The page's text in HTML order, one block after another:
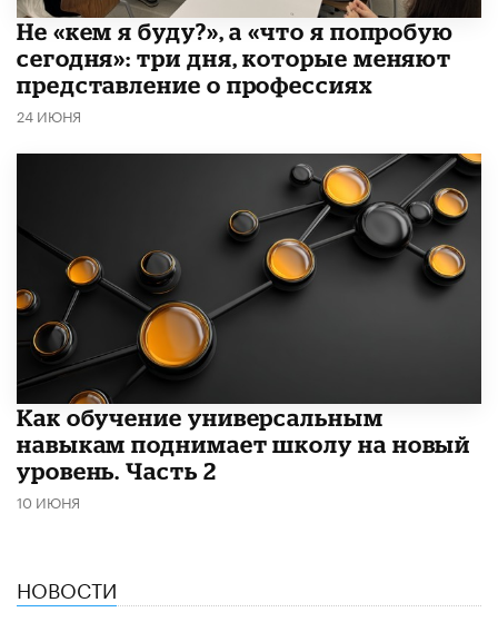
Не «кем я буду?», а «что я попробую
сегодня»: три дня, которые меняют
представление о профессиях
24 ИЮНЯ
​Как обучение универсальным
навыкам поднимает школу на новый
уровень. Часть 2
10 ИЮНЯ
НОВОСТИ